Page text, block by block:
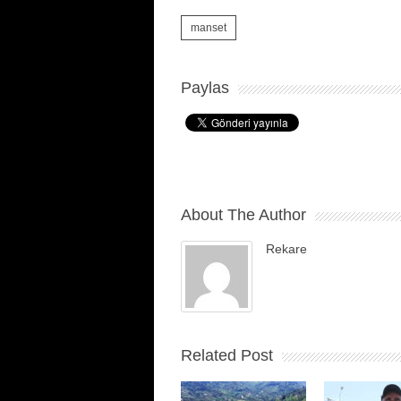
manset
Paylas
About The Author
Rekare
Related Post